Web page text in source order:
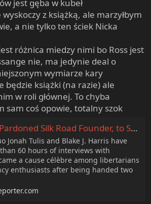
jest gęba w kubeł
z książką, ale marzyłbym
a nie tylko ten ściek Nicka
różnica miedzy nimi bo Ross jest
nie, ma jedynie deal o
wymiarze kary
będzie książki (na razie) ale
w roli głównej. To chyba
sam coś opowie, totalny szok
Founder, to Speak Out in Surprise Documentary (Exclusive)
Jonah Tulis and Blake J. Harris have
60 hours of interviews with
a cause célèbre among libertarians
enthusiasts after being handed two